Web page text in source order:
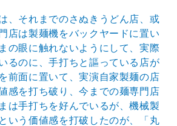
、それまでのさぬきうどん店、或
店は製麺機をバックヤードに置い
の眼に触れないようにして、実際
るのに、手打ちと謳っている店が
前面に置いて、実演自家製麺の店
感を打ち破り、今までの麺専門店
は手打ちを好んでいるが、機械製
いう価値感を打破したのが、「丸